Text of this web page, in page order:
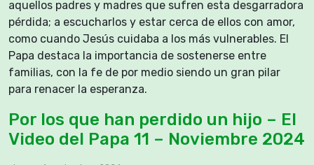
aquellos padres y madres que sufren esta desgarradora
pérdida; a escucharlos y estar cerca de ellos con amor,
como cuando Jesús cuidaba a los más vulnerables. El
Papa destaca la importancia de sostenerse entre
familias, con la fe de por medio siendo un gran pilar
para renacer la esperanza.
Por los que han perdido un hijo – El
Video del Papa 11 – Noviembre 2024